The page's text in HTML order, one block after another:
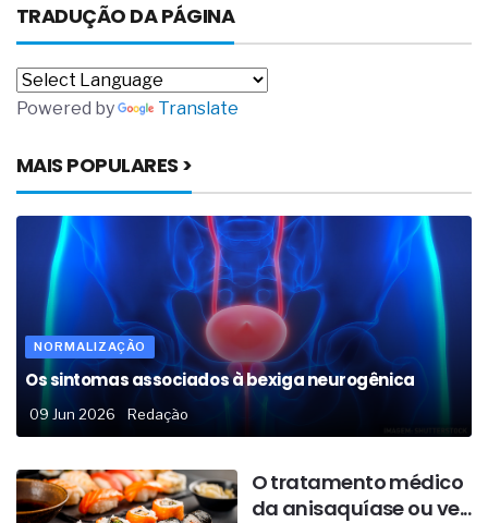
TRADUÇÃO DA PÁGINA
Powered by Translate
MAIS POPULARES >
NORMALIZAÇÃO
Os sintomas associados à bexiga neurogênica
09 Jun 2026 Redação
O tratamento médico
da anisaquíase ou ve...